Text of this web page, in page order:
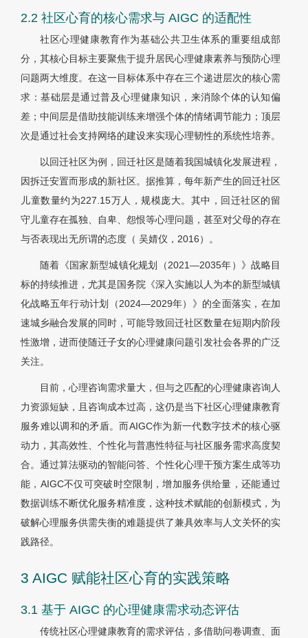
2.2 社区心育的核心需求与 AIGC 的适配性
社区心理健康教育作为基础公共卫生体系的重要组成部
分，其核心目标主要聚焦于提升居民心理健康素养与预防心理
问题两大维度。在这一目标体系中存在三个递进层次的核心需
求：基础层是通过普及心理健康知识，来消除个体的认知偏
差；中间层是借助技能训练来增强个体的情绪调节能力；顶层
次是通过社会支持网络的建设来实现心理韧性的系统性培养。
以回迁社区为例，回迁社区是随着我国城镇化发展进程，
因拆迁安置而形成的新社区。据推算，每年新产生的回迁社区
儿童数量约为227.15万人，规模庞大。其中，回迁社区的留
守儿童存在孤独、自卑、怨恨等心理问题，甚至对父母的存在
与否表现出无所谓的态度（ 吴婧仪，2016）。
随着《国家新型城镇化规划（2021—2035年）》战略目
标的持续推进，尤其是国务院《深入实施以人为本的新型城镇
化战略五年行动计划（2024—2029年）》的全面落实，在加
速城乡融合发展的同时，可能导致回迁社区数量在短期内阶段
性激增，进而使随迁子女的心理健康问题引发社会各界的广泛
关注。
目前，心理咨询需求量大，但与之匹配的心理健康咨询人
力资源短缺，且咨询成本过高，这仍是当下社区心理健康教育
服务难以调和的矛盾。而AIGC作为新一代数字技术的核心驱
动力，其高效性、个性化与普惠性特征与社区服务需求高度契
合。通过算法驱动的智能问答、个性化心理干预方案生成等功
能，AIGC不仅可突破时空限制，增加服务供给量，还能通过
数据训练不断优化服务精准度，这种技术赋能的创新模式，为
破解心理服务供需失衡的难题提供了兼具效率与人文关怀的实
践路径。
3 AIGC 赋能社区心育的实践策略
3.1 基于 AIGC 的心理健康需求动态评估
传统社区心理健康教育的需求评估，多借助问卷调查、面